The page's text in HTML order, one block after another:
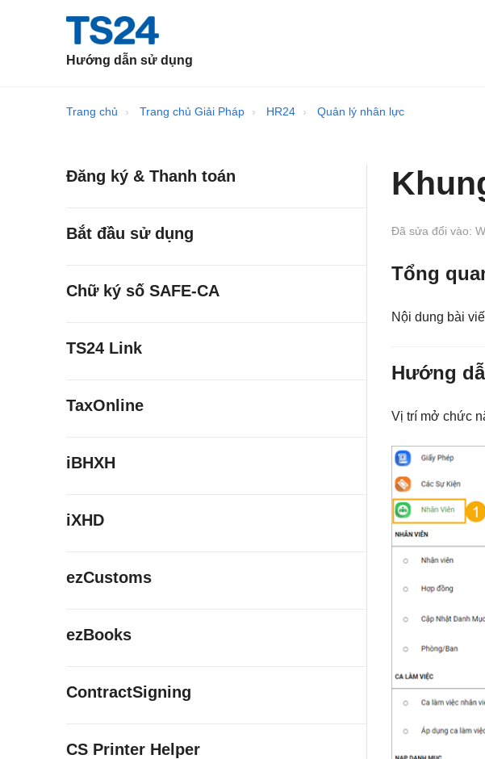
Hướng dẫn sử dụng
Trang chủ Trang chủ Giải Pháp HR24 Quản lý nhân lực
Đăng ký & Thanh toán
Bắt đầu sử dụng
Chữ ký số SAFE-CA
TS24 Link
TaxOnline
iBHXH
iXHD
ezCustoms
ezBooks
ContractSigning
CS Printer Helper
Đã sửa đổi vào:
Tổng
Nội dung bài
Hướng
Vị trí mở chức